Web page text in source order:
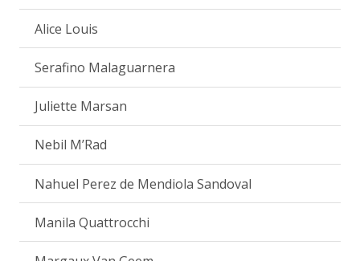
Alice Louis
Serafino Malaguarnera
Juliette Marsan
Nebil M’Rad
Nahuel Perez de Mendiola Sandoval
Manila Quattrocchi